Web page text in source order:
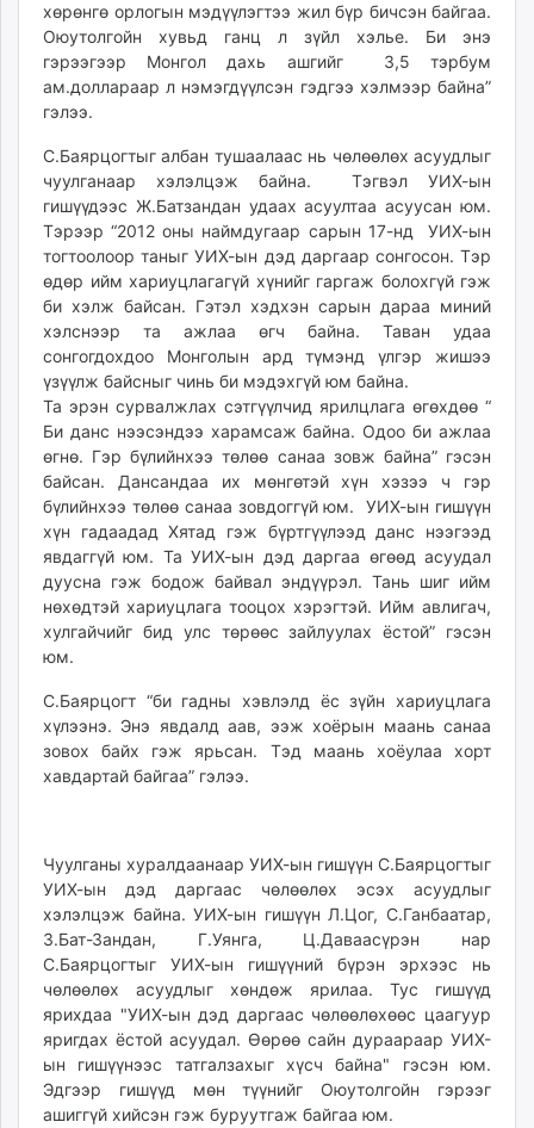
tumen.mn
shuum.mn
times.mn
tvmongolia.mn
unegui.mn
assa.mn
toim.mn
tac.mn
paparazzi.mn
unread.today
хөрөнгө орлогын мэдүүлэгтээ жил бүр бичсэн байгаа.
Оюутолгойн хувьд ганц л зүйл хэлье. Би энэ
гэрээгээр Монгол дахь ашгийг 3,5 тэрбум
ам.доллараар л нэмэгдүүлсэн гэдгээ хэлмээр байна”
гэлээ.
С.Баярцогтыг албан тушаалаас нь чөлөөлөх асуудлыг
чуулганаар хэлэлцэж байна. Тэгвэл УИХ-ын
гишүүдээс Ж.Батзандан удаах асуултаа асуусан юм.
Тэрээр “2012 оны наймдугаар сарын 17-нд УИХ-ын
тогтоолоор таныг УИХ-ын дэд даргаар сонгосон. Тэр
өдөр ийм хариуцлагагүй хүнийг гаргаж болохгүй гэж
би хэлж байсан. Гэтэл хэдхэн сарын дараа миний
хэлснээр та ажлаа өгч байна. Таван удаа
сонгогдохдоо Монголын ард түмэнд үлгэр жишээ
үзүүлж байсныг чинь би мэдэхгүй юм байна.
Та эрэн сурвалжлах сэтгүүлчид ярилцлага өгөхдөө “
Би данс нээсэндээ харамсаж байна. Одоо би ажлаа
өгнө. Гэр бүлийнхээ төлөө санаа зовж байна” гэсэн
байсан. Дансандаа их мөнгөтэй хүн хэзээ ч гэр
бүлийнхээ төлөө санаа зовдоггүй юм. УИХ-ын гишүүн
хүн гадаадад Хятад гэж бүртгүүлээд данс нээгээд
явдаггүй юм. Та УИХ-ын дэд даргаа өгөөд асуудал
дуусна гэж бодож байвал эндүүрэл. Тань шиг ийм
нөхөдтэй хариуцлага тооцох хэрэгтэй. Ийм авлигач,
хулгайчийг бид улс төрөөс зайлуулах ёстой” гэсэн
юм.
С.Баярцогт “би гадны хэвлэлд ёс зүйн хариуцлага
хүлээнэ. Энэ явдалд аав, ээж хоёрын маань санаа
зовох байх гэж ярьсан. Тэд маань хоёулаа хорт
хавдартай байгаа” гэлээ.
Чуулганы хуралдаанаар УИХ-ын гишүүн С.Баярцогтыг
УИХ-ын дэд даргаас чөлөөлөх эсэх асуудлыг
хэлэлцэж байна. УИХ-ын гишүүн Л.Цог, С.Ганбаатар,
З.Бат-Зандан, Г.Уянга, Ц.Даваасүрэн нар
С.Баярцогтыг УИХ-ын гишүүний бүрэн эрхээс нь
чөлөөлөх асуудлыг хөндөж ярилаа. Тус гишүүд
ярихдаа "УИХ-ын дэд даргаас чөлөөлөхөөс цаагуур
яригдах ёстой асуудал. Өөрөө сайн дураараар УИХ-
ын гишүүнээс татгалзахыг хүсч байна" гэсэн юм.
Эдгээр гишүүд мөн түүнийг Оюутолгойн гэрээг
ашиггүй хийсэн гэж буруутгаж байгаа юм.